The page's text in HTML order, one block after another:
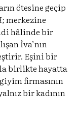
ötesine geçip
merkezine
hâlinde bir
İva’nın
Eşini bir
birlikte hayatta
firmasının
bir kadının